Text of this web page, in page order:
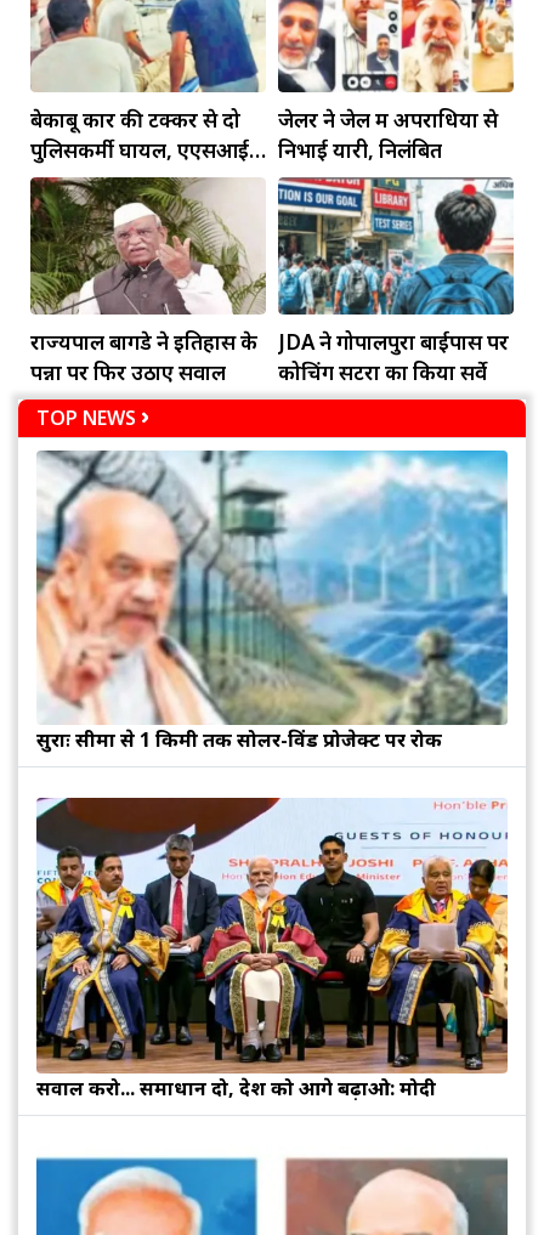
बेकाबू कार की टक्कर से दो
पुलिसकर्मी घायल, एएसआई
की हालत गंभीर
जेलर ने जेल में अपराधियों से
निभाई यारी, निलंबित
राज्यपाल बागडे ने इतिहास के
पन्नों पर फिर उठाए सवाल
JDA ने गोपालपुरा बाईपास पर
कोचिंग सेंटरों का किया सर्वे
TOP NEWS
सुरक्षाः सीमा से 1 किमी तक सोलर-विंड प्रोजेक्ट पर रोक
सवाल करो... समाधान दो, देश को आगे बढ़ाओ: मोदी